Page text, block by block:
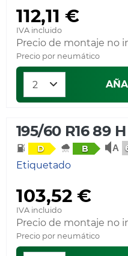
112,11 €
IVA incluido
Precio de montaje no
Precio por neumático
195/60 R16 89 H
D B
Etiquetado
103,52 €
IVA incluido
Precio de montaje no
Precio por neumático